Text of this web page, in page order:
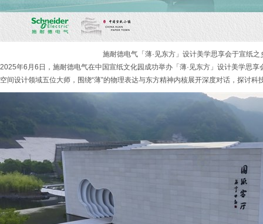
施耐德电气「薄·见东方」设计美学思享会于宣纸之
2025年6月6日，施耐德电气在中国宣纸文化园成功举办「薄·见东方」设计美学思
空间设计领域五位大师，围绕“薄”的物理表达与东方精神内核展开深度对话，探讨